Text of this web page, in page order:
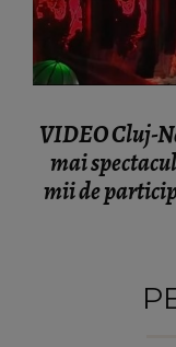
VIDEO Cluj-
mai
mii de